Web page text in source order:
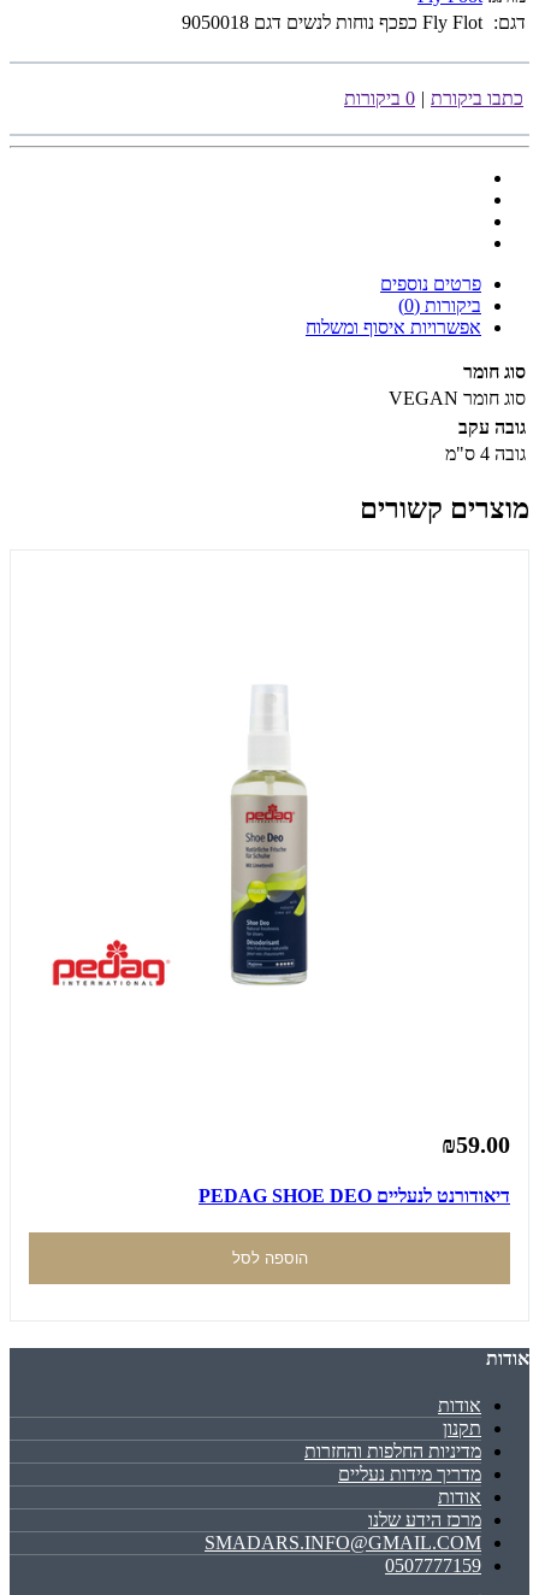
דגם: Fly Flot כפכף נוחות לנשים דגם 9050018
כתבו ביקורת | 0 ביקורות
פרטים נוספים
ביקורות (0)
אפשרויות איסוף ומשלוח
סוג חומר
סוג חומר VEGAN
גובה עקב
גובה 4 ס"מ
מוצרים קשורים
₪59.00
דיאודורנט לנעליים PEDAG SHOE DEO
הוספה לסל
אודות
אודות
תקנון
מדיניות החלפות והחזרות
מדריך מידות נעליים
אודות
מרכז הידע שלנו
SMADARS.INFO@GMAIL.COM
0507777159